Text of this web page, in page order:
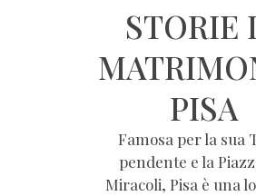
STORIE
PISA
Famosa per la sua
pendente e la
Miracoli, Pisa è una